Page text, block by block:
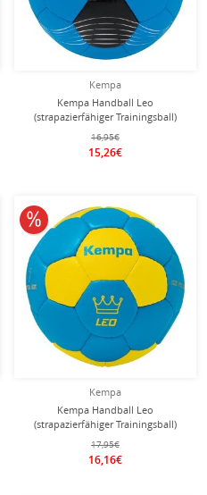
Kempa
Kempa Handball Leo
(strapazierfähiger Trainingsball)
kempablau/schwarz - 1 Stück
16,95€
15,26€
Kempa
Kempa Handball Leo
(strapazierfähiger Trainingsball)
blau/gelb - 1 Stück
17,95€
16,16€
10% reduziert